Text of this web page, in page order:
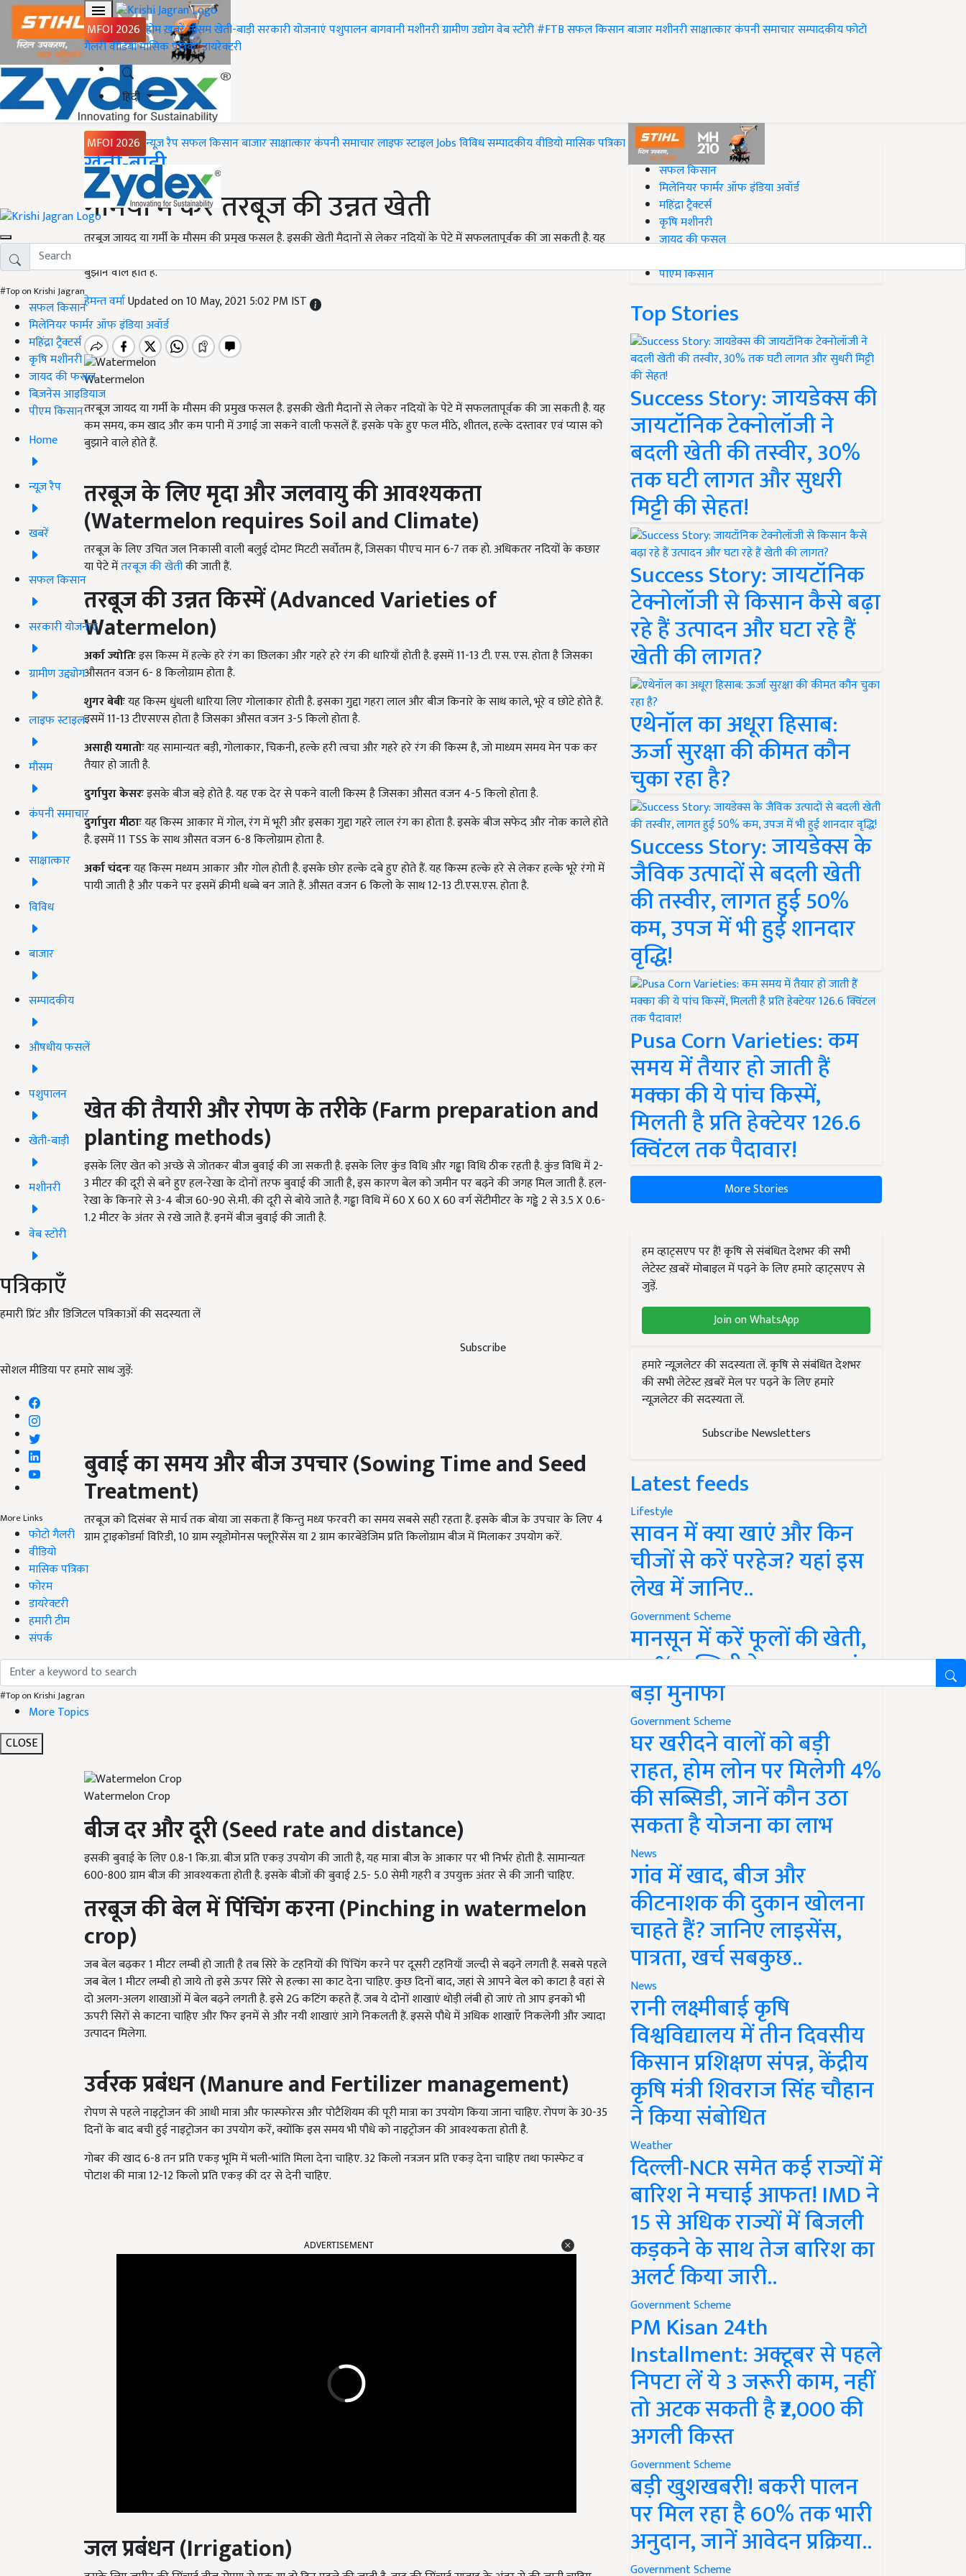
MFOI 2026 होमख़बरेंमौसमखेती-बाड़ीसरकारी योजनाएंपशुपालनबागवानीमशीनरीग्रामीण उद्योगवेब स्टोरी#FTBसफल किसानबाजारमशीनरीसाक्षात्कारकंपनी समाचारसम्पादकीयफोटो
गैलरीवीडियोमासिक पत्रिकाडायरेक्टरी
हिंदी
MFOI 2026 न्यूज़ रैपसफल किसानबाजारसाक्षात्कारकंपनी समाचारलाइफ स्टाइलJobsविविधसम्पादकीयवीडियोमासिक पत्रिका
#Top on Krishi Jagran
सफल किसान
मिलेनियर फार्मर ऑफ इंडिया अवॉर्ड
महिंद्रा ट्रैक्टर्स
कृषि मशीनरी
जायद की फसल
बिज़नेस आइडियाज
पीएम किसान
Home
न्यूज़ रैप
खबरें
सफल किसान
सरकारी योजनाएं
ग्रामीण उद्द्योग
लाइफ स्टाइल
मौसम
कंपनी समाचार
साक्षात्कार
विविध
बाजार
सम्पादकीय
औषधीय फसलें
पशुपालन
खेती-बाड़ी
मशीनरी
वेब स्टोरी
पत्रिकाएँ
हमारी प्रिंट और डिजिटल पत्रिकाओं की सदस्यता लें
Subscribe
सोशल मीडिया पर हमारे साथ जुड़ें:
More Links
फोटो गैलरी
वीडियो
मासिक पत्रिका
फोरम
डायरेक्टरी
हमारी टीम
संपर्क
#Top on Krishi Jagran
More Topics
CLOSE
Home
खेती-बाड़ी
गर्मियों में करें तरबूज की उन्नत खेती
तरबूज जायद या गर्मी के मौसम की प्रमुख फसल है. इसकी खेती मैदानों से लेकर नदियों के पेटे में सफलतापूर्वक की जा सकती है. यह
बुझाने वाले होते हैं.
हेमन्त वर्माUpdated on 10 May, 2021 5:02 PM IST
Watermelon
तरबूज जायद या गर्मी के मौसम की प्रमुख फसल है. इसकी खेती मैदानों से लेकर नदियों के पेटे में सफलतापूर्वक की जा सकती है. यह
कम समय, कम खाद और कम पानी में उगाई जा सकने वाली फसलें हैं. इसके पके हुए फल मीठे, शीतल, हल्के दस्तावर एवं प्यास को
बुझाने वाले होते हैं.
तरबूज के लिए मृदा और जलवायु की आवश्यकता
(Watermelon requires Soil and Climate)
तरबूज के लिए उचित जल निकासी वाली बलुई दोमट मिटटी सर्वोतम हैं, जिसका पीएच मान 6-7 तक हो. अधिकतर नदियों के कछार
या पेटे मेंतरबूज की खेतीकी जाती हैं.
तरबूज की उन्नत किस्में(Advanced Varieties of
Watermelon)
अर्का ज्योतिःइस किस्म में हल्के हरे रंग का छिलका और गहरे हरे रंग की धारियाँ होती है. इसमें 11-13 टी. एस. एस. होता है जिसका
औसतन वजन 6- 8 किलोग्राम होता है.
शुगर बेबीःयह किस्म धुंधली धारिया लिए गोलाकार होती है. इसका गुद्दा गहरा लाल और बीज किनारे के साथ काले, भूरे व छोटे होते हैं.
इसमें 11-13 टीएसएस होता है जिसका औसत वजन 3-5 किलो होता है.
असाही यमातोःयह सामान्यतः बड़ी, गोलाकार, चिकनी, हल्के हरी त्वचा और गहरे हरे रंग की किस्म है, जो माध्यम समय मेन पक कर
तैयार हो जाती है.
दुर्गापुरा केसरःइसके बीज बड़े होते है. यह एक देर से पकने वाली किस्म है जिसका औसत वजन 4-5 किलो होता है.
दुर्गापुरा मीठाःयह किस्म आकार में गोल, रंग में भूरी और इसका गुद्दा गहरे लाल रंग का होता है. इसके बीज सफेद और नोक काले होते
है. इसमें 11 TSS के साथ औसत वजन 6-8 किलोग्राम होता है.
अर्का चंदनःयह किस्म मध्यम आकार और गोल होती है. इसके छोर हल्के दबे हुए होते हैं. यह किस्म हल्के हरे से लेकर हल्के भूरे रंगो में
पायी जाती है और पकने पर इसमें क्रीमी धब्बे बन जाते हैं. औसत वजन 6 किलो के साथ 12-13 टी.एस.एस. होता है.
खेत की तैयारी और रोपण के तरीके(Farm preparation and
planting methods)
इसके लिए खेत को अच्छे से जोतकर बीज बुवाई की जा सकती है. इसके लिए कुंड विधि और गढ्ढा विधि ठीक रहती है. कुंड विधि में 2-
3 मीटर की दूरी से बने हुए हल-रेखा के दोनों तरफ बुवाई की जाती है, इस कारण बेल को जमीन पर बढ़ने की जगह मिल जाती है. हल-
रेखा के किनारे से 3-4 बीज 60-90 से.मी. की दूरी से बोये जाते है. गढ्ढा विधि में 60 X 60 X 60 वर्ग सेंटीमीटर के गड्ढे 2 से 3.5 X 0.6-
1.2 मीटर के अंतर से रखे जाते हैं. इनमें बीज बुवाई की जाती है.
बुवाई का समय और बीज उपचार(Sowing Time and Seed
Treatment)
तरबूज को दिसंबर से मार्च तक बोया जा सकता हैं किन्तु मध्य फरवरी का समय सबसे सही रहता हैं. इसके बीज के उपचार के लिए 4
ग्राम ट्राइकोडर्मा विरिडी, 10 ग्राम स्यूडोमोनस फ्लूरिसेंस या 2 ग्राम कारबेंडेजिम प्रति किलोग्राम बीज में मिलाकर उपयोग करें.
Watermelon Crop
बीज दर और दूरी(Seed rate and distance)
इसकी बुवाई के लिए 0.8-1 कि.ग्रा. बीज प्रति एकड़ उपयोग की जाती है, यह मात्रा बीज के आकार पर भी निर्भर होती है. सामान्यतः
600-800 ग्राम बीज की आवश्यकता होती है. इसके बीजों की बुवाई 2.5- 5.0 सेमी गहरी व उपयुक्त अंतर से की जानी चाहिए.
तरबूज की बेल में पिंचिंग करना(Pinching in watermelon
crop)
जब बेल बढ़कर 1 मीटर लम्बी हो जाती है तब सिरे के टहनियों की पिंचिंग करने पर दूसरी टहनियाँ जल्दी से बढ़ने लगती है. सबसे पहले
जब बेल 1 मीटर लम्बी हो जाये तो इसे ऊपर सिरे से हल्का सा काट देना चाहिए. कुछ दिनों बाद, जहां से आपने बेल को काटा है वहां से
दो अलग-अलग शाखाओं में बेल बढ़ने लगती है. इसे 2G कटिंग कहते हैं. जब ये दोनों शाखाएं थोड़ी लंबी हो जाएं तो आप इनको भी
ऊपरी सिरों से काटना चाहिए और फिर इनमें से और नयी शाखाएं आगे निकलती हैं. इससे पौधे में अधिक शाखाएँ निकलेगी और ज्यादा
उत्पादन मिलेगा.
उर्वरक प्रबंधन(Manure and Fertilizer management)
रोपण से पहले नाइट्रोजन की आधी मात्रा और फास्फोरस और पोटैशियम की पूरी मात्रा का उपयोग किया जाना चाहिए. रोपण के 30-35
दिनों के बाद बची हुई नाइट्रोजन का उपयोग करें, क्योंकि इस समय भी पौधे को नाइट्रोजन की आवश्यकता होती है.
गोबर की खाद 6-8 तन प्रति एकड़ भूमि में भली-भांति मिला देना चाहिए. 32 किलो नत्रजन प्रति एकड़ देना चाहिए तथा फास्फेट व
पोटाश की मात्रा 12-12 किलो प्रति एकड़ की दर से देनी चाहिए.
जल प्रबंधन(Irrigation)
इसके लिए जमीन की सिंचाई बीज रोपण से एक या दो दिन पहले की जाती है, बाद की सिंचाई सप्ताह के अंतर से की जानी चाहिए.
#Top on Krishi Jagran
सफल किसान
मिलेनियर फार्मर ऑफ इंडिया अवॉर्ड
महिंद्रा ट्रैक्टर्स
कृषि मशीनरी
जायद की फसल
पीएम किसान
Top Stories
Success Story: जायडेक्स की
जायटॉनिक टेक्नोलॉजी ने
बदली खेती की तस्वीर, 30%
तक घटी लागत और सुधरी
मिट्टी की सेहत!
Success Story: जायटॉनिक
टेक्नोलॉजी से किसान कैसे बढ़ा
रहे हैं उत्पादन और घटा रहे हैं
खेती की लागत?
एथेनॉल का अधूरा हिसाब:
ऊर्जा सुरक्षा की कीमत कौन
चुका रहा है?
Success Story: जायडेक्स के
जैविक उत्पादों से बदली खेती
की तस्वीर, लागत हुई 50%
कम, उपज में भी हुई शानदार
वृद्धि!
Pusa Corn Varieties: कम
समय में तैयार हो जाती हैं
मक्का की ये पांच किस्में,
मिलती है प्रति हेक्टेयर 126.6
क्विंटल तक पैदावार!
More Stories
हम व्हाट्सएप पर हैं! कृषि से संबंधित देशभर की सभी
लेटेस्ट ख़बरें मोबाइल में पढ़ने के लिए हमारे व्हाट्सएप से
जुड़ें.
Join on WhatsApp
हमारे न्यूज़लेटर की सदस्यता लें. कृषि से संबंधित देशभर
की सभी लेटेस्ट ख़बरें मेल पर पढ़ने के लिए हमारे
न्यूज़लेटर की सदस्यता लें.
Subscribe Newsletters
Latest feeds
Lifestyle
सावन में क्या खाएं और किन
चीजों से करें परहेज? यहां इस
लेख में जानिए..
Government Scheme
मानसून में करें फूलों की खेती,
50% सब्सिडी के साथ कमाएं
बड़ा मुनाफा
Government Scheme
घर खरीदने वालों को बड़ी
राहत, होम लोन पर मिलेगी 4%
की सब्सिडी, जानें कौन उठा
सकता है योजना का लाभ
News
गांव में खाद, बीज और
कीटनाशक की दुकान खोलना
चाहते हैं? जानिए लाइसेंस,
पात्रता, खर्च सबकुछ..
News
रानी लक्ष्मीबाई कृषि
विश्वविद्यालय में तीन दिवसीय
किसान प्रशिक्षण संपन्न, केंद्रीय
कृषि मंत्री शिवराज सिंह चौहान
ने किया संबोधित
Weather
दिल्ली-NCR समेत कई राज्यों में
बारिश ने मचाई आफत! IMD ने
15 से अधिक राज्यों में बिजली
कड़कने के साथ तेज बारिश का
अलर्ट किया जारी..
Government Scheme
PM Kisan 24th
Installment: अक्टूबर से पहले
निपटा लें ये 3 जरूरी काम, नहीं
तो अटक सकती है ₹2,000 की
अगली किस्त
Government Scheme
बड़ी खुशखबरी! बकरी पालन
पर मिल रहा है 60% तक भारी
अनुदान, जानें आवेदन प्रक्रिया..
Government Scheme